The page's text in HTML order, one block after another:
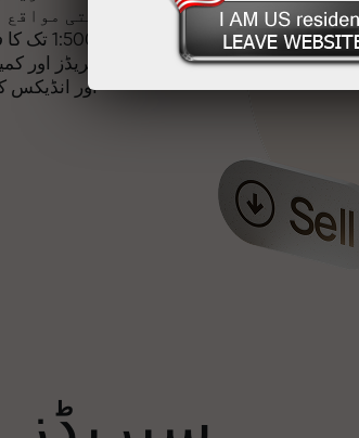
مسابقتی
ہیں:
بہترین اسپریڈز اور
اور انڈیکس
جیسی قدروں کا
لوپرائس ٹریڈنگ